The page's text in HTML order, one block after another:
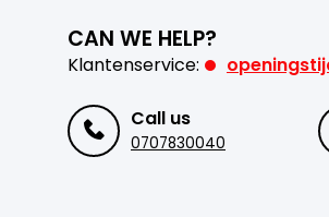
CAN WE HELP?
Klantenservice:
Call us
0707830040